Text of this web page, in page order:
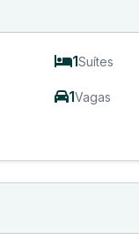
1Suítes
1Vagas